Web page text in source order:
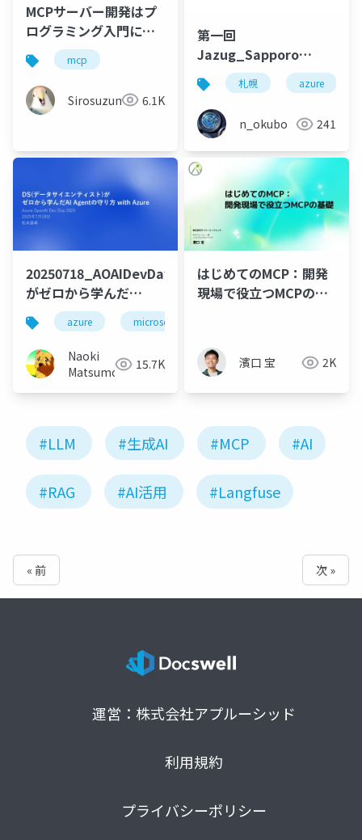
MCPサーバー開発はプ
ログラミング入門にう
ってつけ！
TechRAMEN 2025 発表
資料
mcp
Sirosuzume 6.1K
第一回
Jazug_Sapporo
rebootイベント「ゆる
いAzure Functions」
札幌 azure
n_okubo 241
20250718_AOAIDevDay2025_DS
がゼロから学んだ
AIAgentの守り方 with
Azure
azure microsoft
Naoki
Matsumoto 15.7K
はじめてのMCP：開発
現場で役立つMCPの基
濱口 宝 2K
#LLM #生成AI #MCP #AI
#RAG #AI活用 #Langfuse
« 前 次 »
運営：株式会社アプルーシッド
利用規約
プライバシーポリシー